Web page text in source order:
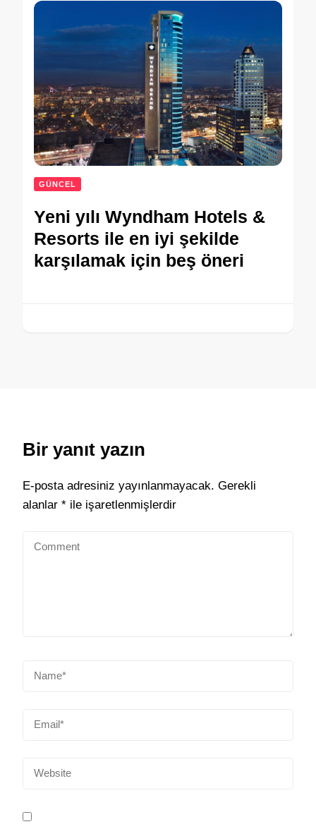
GÜNCEL
Yeni yılı Wyndham Hotels &
Resorts ile en iyi şekilde
karşılamak için beş öneri
Bir yanıt yazın
E-posta adresiniz yayınlanmayacak. Gerekli
alanlar * ile işaretlenmişlerdir